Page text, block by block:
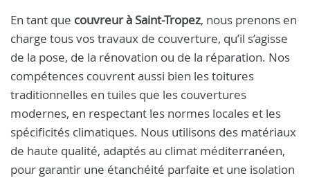
En tant que couvreur à Saint-Tropez, nous prenons en
charge tous vos travaux de couverture, qu’il s’agisse
de la pose, de la rénovation ou de la réparation. Nos
compétences couvrent aussi bien les toitures
traditionnelles en tuiles que les couvertures
modernes, en respectant les normes locales et les
spécificités climatiques. Nous utilisons des matériaux
de haute qualité, adaptés au climat méditerranéen,
pour garantir une étanchéité parfaite et une isolation